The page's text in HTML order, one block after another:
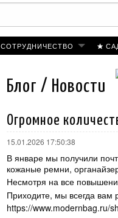
СОТРУДНИЧЕСТВО
Блог / Новости
Огромное
15.01.2026 17:50:38
В январе мы получили
кожаные ремни,
Несмотря на все
Приходите, мы всегда вам
https://www.modernbag.ru/